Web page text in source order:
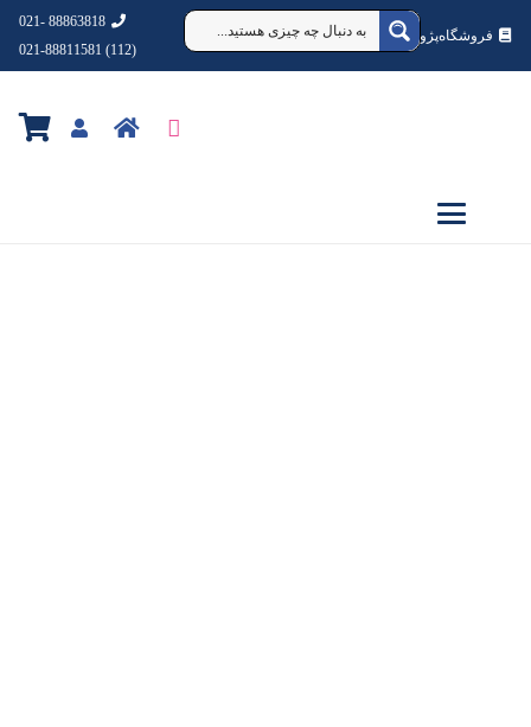
فروشگاه‌پژوهشکده‌شهردانش
88863818 -021
(112) 021-88811581